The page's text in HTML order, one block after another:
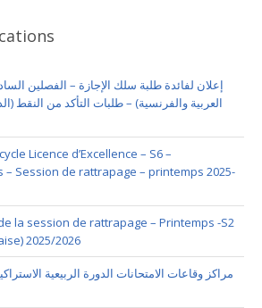
إعلان لفائدة طلبة سلك الإجازة – الفصلين
العربية والفرنسية) – طلبات التأكد من النقط
Licence d’Excellence – S6 –
– Session de rattrapage – printemps 2025-
la session de rattrapage – Printemps -S2
2025/2026
مراكز وقاعات الامتحانات الدورة الربيعية